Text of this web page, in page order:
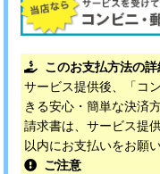
このお支払方法の詳
サービス提供後、「コ
きる安心・簡単な決済方
請求書は、サービス提
以内にお支払いをお願い
ご注意